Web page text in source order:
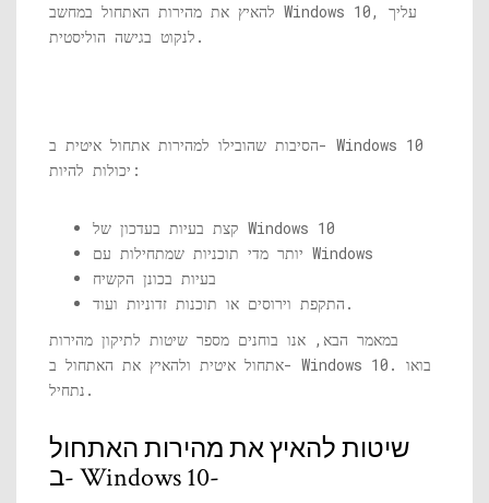
להאיץ את מהירות האתחול במחשב Windows 10, עליך
לנקוט בגישה הוליסטית.
הסיבות שהובילו למהירות אתחול איטית ב- Windows 10
יכולות להיות:
קצת בעיות בעדכון של Windows 10
יותר מדי תוכניות שמתחילות עם Windows
בעיות בכונן הקשיח
התקפת וירוסים או תוכנות זדוניות ועוד.
במאמר הבא, אנו בוחנים מספר שיטות לתיקון מהירות
אתחול איטית ולהאיץ את האתחול ב- Windows 10. בואו
נתחיל.
שיטות להאיץ את מהירות האתחול
ב- Windows 10-